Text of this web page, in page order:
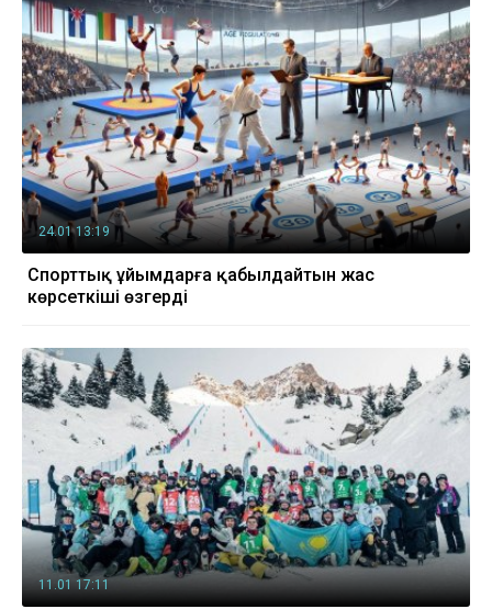
24.01 13:19
Спорттық ұйымдарға қабылдайтын жас
көрсеткіші өзгерді
11.01 17:11